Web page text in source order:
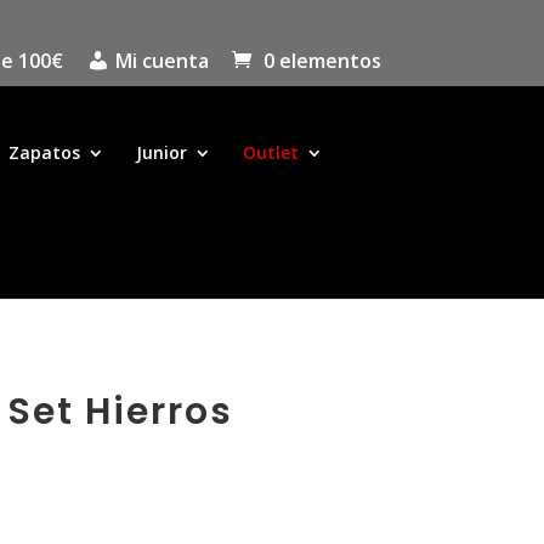
100€ Mi cuenta 0 elementos
Zapatos Junior Outlet
Hierros